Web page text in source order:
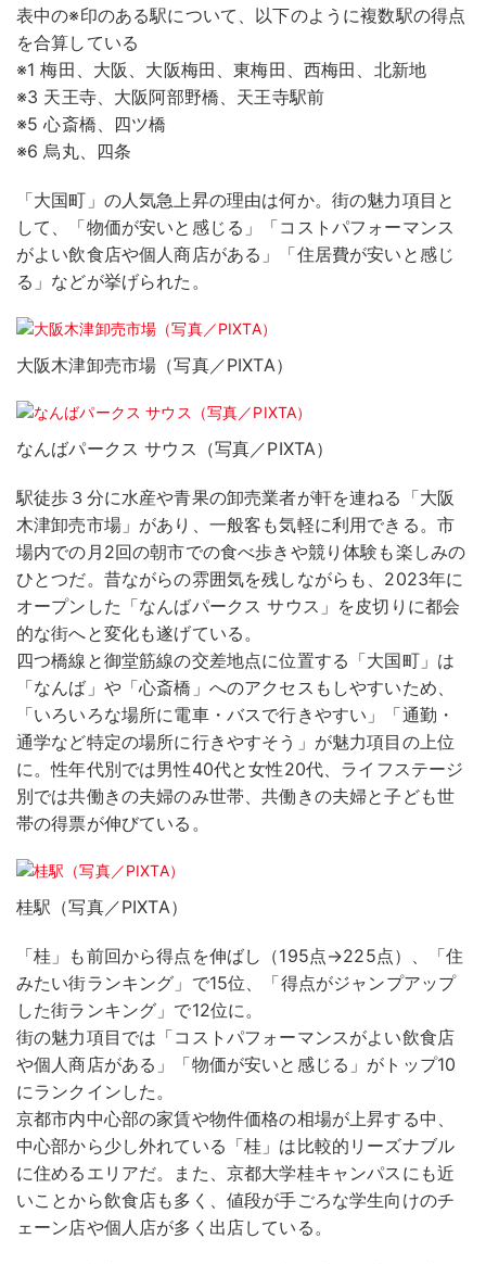
表中の※印のある駅について、以下のように複数駅の得点
を合算している
※1 梅田、大阪、大阪梅田、東梅田、西梅田、北新地
※3 天王寺、大阪阿部野橋、天王寺駅前
※5 心斎橋、四ツ橋
※6 烏丸、四条
「大国町」の人気急上昇の理由は何か。街の魅力項目と
して、「物価が安いと感じる」「コストパフォーマンス
がよい飲食店や個人商店がある」「住居費が安いと感じ
る」などが挙げられた。
大阪木津卸売市場（写真／PIXTA）
なんばパークス サウス（写真／PIXTA）
駅徒歩３分に水産や青果の卸売業者が軒を連ねる「大阪
木津卸売市場」があり、一般客も気軽に利用できる。市
場内での月2回の朝市での食べ歩きや競り体験も楽しみの
ひとつだ。昔ながらの雰囲気を残しながらも、2023年に
オープンした「なんばパークス サウス」を皮切りに都会
的な街へと変化も遂げている。
四つ橋線と御堂筋線の交差地点に位置する「大国町」は
「なんば」や「心斎橋」へのアクセスもしやすいため、
「いろいろな場所に電車・バスで行きやすい」「通勤・
通学など特定の場所に行きやすそう」が魅力項目の上位
に。性年代別では男性40代と女性20代、ライフステージ
別では共働きの夫婦のみ世帯、共働きの夫婦と子ども世
帯の得票が伸びている。
桂駅（写真／PIXTA）
「桂」も前回から得点を伸ばし（195点→225点）、「住
みたい街ランキング」で15位、「得点がジャンプアップ
した街ランキング」で12位に。
街の魅力項目では「コストパフォーマンスがよい飲食店
や個人商店がある」「物価が安いと感じる」がトップ10
にランクインした。
京都市内中心部の家賃や物件価格の相場が上昇する中、
中心部から少し外れている「桂」は比較的リーズナブル
に住めるエリアだ。また、京都大学桂キャンパスにも近
いことから飲食店も多く、値段が手ごろな学生向けのチ
ェーン店や個人店が多く出店している。